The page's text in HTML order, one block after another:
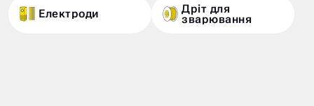
Електроди Дріт для
зварювання